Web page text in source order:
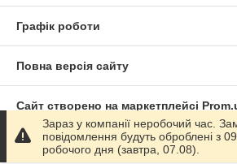
Графік роботи
Повна версія сайту
Сайт створено на маркетплейсі
Політика конфіденційності
Зараз у компанії неробочий час.
повідомлення будуть оброблені з
робочого дня (завтра, 07.08).